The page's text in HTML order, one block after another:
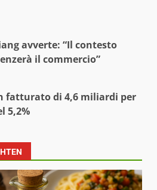
avverte: “Il contesto
il commercio”
fatturato di 4,6 miliardi per
5,2%